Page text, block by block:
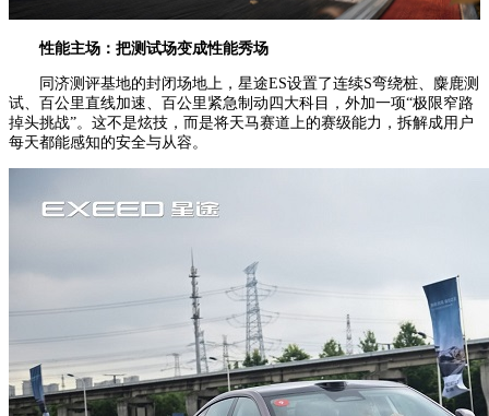
性能主场： 把测试场变成性能秀场
同济测评基地的封闭场地上，星途ES设置了连续S弯绕桩、麋鹿测
试、百公里直线加速、百公里紧急制动四大科目，外加一项“极限窄路
掉头挑战”。这不是炫技，而是将天马赛道上的赛级能力，拆解成用户
每天都能感知的安全与从容。